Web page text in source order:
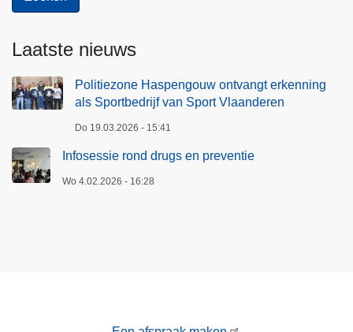
Laatste nieuws
Politiezone Haspengouw ontvangt erkenning
als Sportbedrijf van Sport Vlaanderen
Do 19.03.2026 - 15:41
Infosessie rond drugs en preventie
Wo 4.02.2026 - 16:28